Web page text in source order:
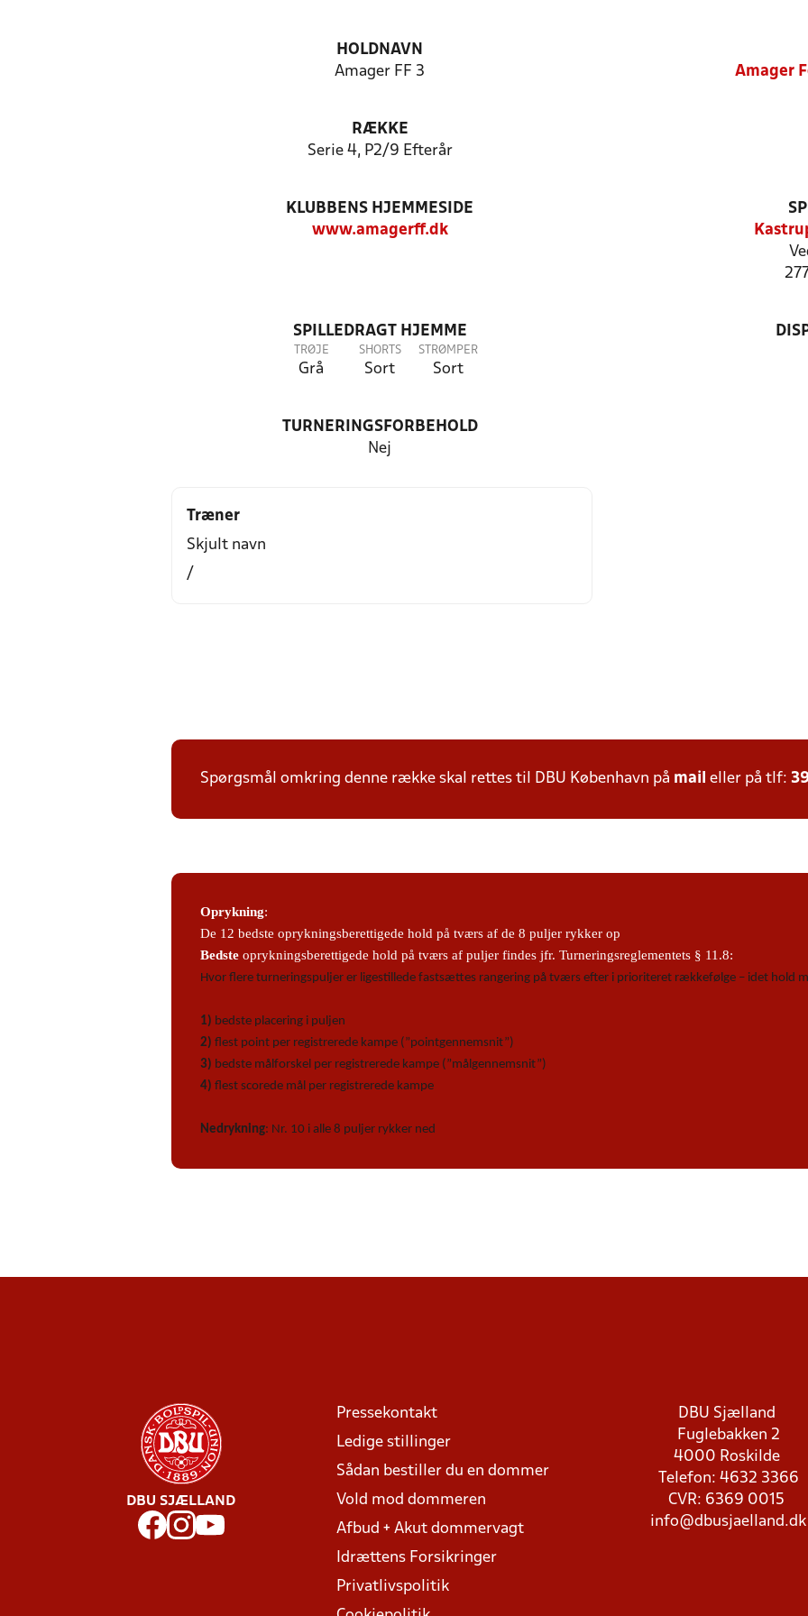
HOLDNAVN
Amager FF 3
Amager
RÆKKE
Serie 4, P2/9 Efterår
KLUBBENS HJEMMESIDE
www.amagerff.dk
SPILLEDRAGT HJEMME
TRØJE
Grå
SHORTS
Sort
STRØMPER
Sort
TURNERINGSFORBEHOLD
Nej
Træner
Skjult navn
/
Spørgsmål omkring denne række skal rettes til DBU København på mail eller på tlf:
Oprykning:
De 12 bedste oprykningsberettigede hold på tværs af de 8 puljer rykker op
Bedste oprykningsberettigede hold på tværs af puljer findes jfr. Turneringsreglementets § 11.8:
Hvor flere turneringspuljer er ligestillede fastsættes rangering på tværs efter i prioriteret rækkefølge – idet hold
1) bedste placering i puljen
2) flest point per registrerede kampe (”pointgennemsnit”)
3) bedste målforskel per registrerede kampe (”målgennemsnit”)
4) flest scorede mål per registrerede kampe
Nedrykning: Nr. 10 i alle 8 puljer rykker ned
DBU SJÆLLAND
Pressekontakt
Ledige stillinger
Sådan bestiller du en dommer
Vold mod dommeren
Afbud + Akut dommervagt
Idrættens Forsikringer
Privatlivspolitik
DBU Sjælland
Fuglebakken 2
4000 Roskilde
Telefon: 4632 3366
CVR: 6369 0015
info@dbusjaelland.dk